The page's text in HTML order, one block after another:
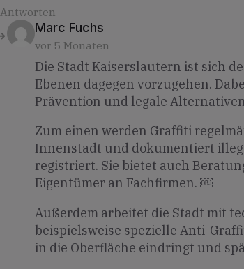
Antworten
Marc Fuchs
vor 5 Monaten
Die Stadt Kaiserslautern ist sich
Ebenen dagegen vorzugehen.
Prävention und legale
Zum einen werden Graffiti
Innenstadt und dokumentiert
registriert. Sie bietet auch
Eigentümer an Fachfirmen. ￼
Außerdem arbeitet die Stadt mit
beispielsweise spezielle Anti-
in die Oberfläche eindringt und